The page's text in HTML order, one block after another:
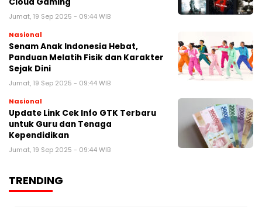
Jumat, 19 Sep 2025 - 09:44 WIB
Nasional
Senam Anak Indonesia Hebat,
Panduan Melatih Fisik dan Karakter
Sejak Dini
Jumat, 19 Sep 2025 - 09:44 WIB
Nasional
Update Link Cek Info GTK Terbaru
untuk Guru dan Tenaga
Kependidikan
Jumat, 19 Sep 2025 - 09:44 WIB
TRENDING